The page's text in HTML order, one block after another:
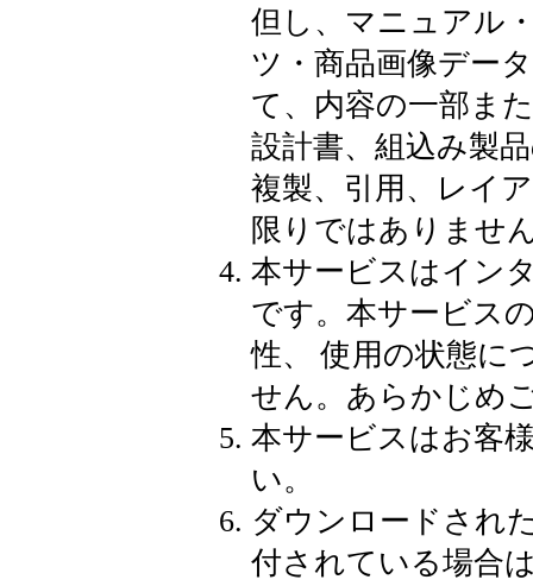
但し、マニュアル
ツ・商品画像デー
て、内容の一部ま
設計書、組込み製
複製、引用、レイ
限りではありませ
本サービスはイン
です。本サービス
性、 使用の状態に
せん。あらかじめ
本サービスはお客
い。
ダウンロードされ
付されている場合